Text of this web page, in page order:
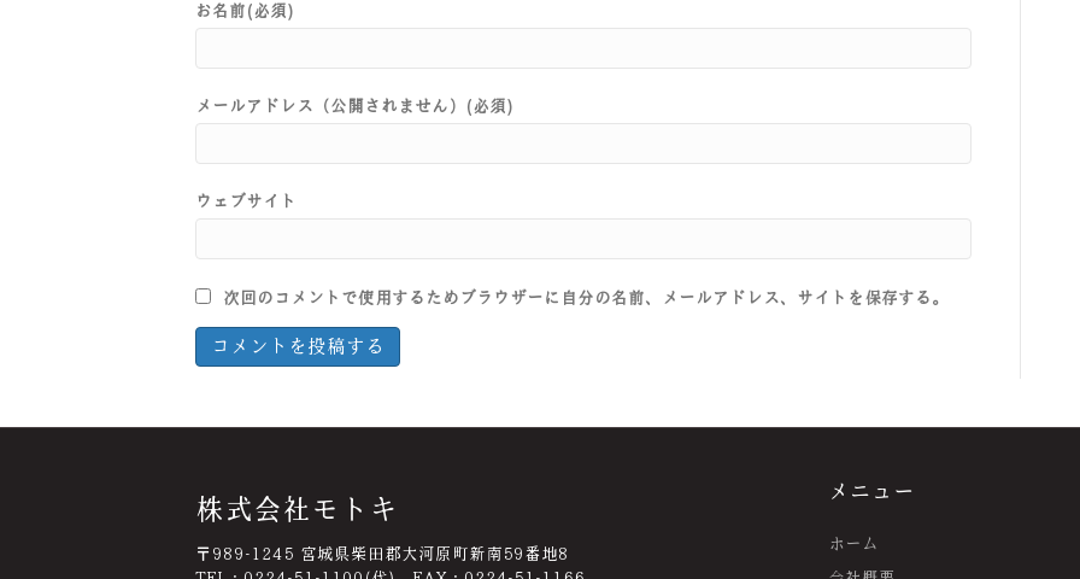
お名前(必須)
メールアドレス（公開されません）(必須)
ウェブサイト
次回のコメントで使用するためブラウザーに自分の名前、メールアドレス、サイトを保存する。
株式会社モトキ
〒989-1245 宮城県柴田郡大河原町新南59番地8
メニュー
ホーム